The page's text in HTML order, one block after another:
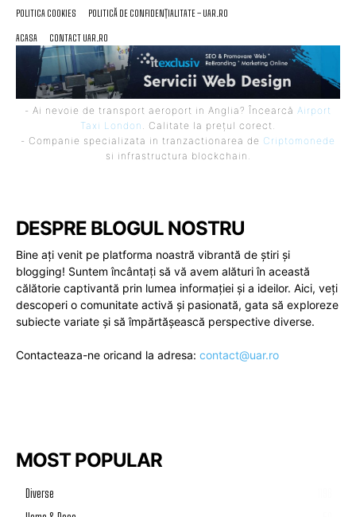
POLITICA COOKIES POLITICĂ DE CONFIDENȚIALITATE – UAR.RO
ACASA CONTACT UAR.RO
- Ai nevoie de transport aeroport in Anglia? Încearcă Airport
Taxi London . Calitate la prețul corect.
- Companie specializata in tranzactionarea de Criptomonede
si infrastructura blockchain.
DESPRE BLOGUL NOSTRU
Bine ați venit pe platforma noastră vibrantă de știri și
blogging! Suntem încântați să vă avem alături în această
călătorie captivantă prin lumea informației și a ideilor. Aici, veți
descoperi o comunitate activă și pasionată, gata să exploreze
subiecte variate și să împărtășească perspective diverse.
Contacteaza-ne oricand la adresa: contact@uar.ro
MOST POPULAR
Diverse